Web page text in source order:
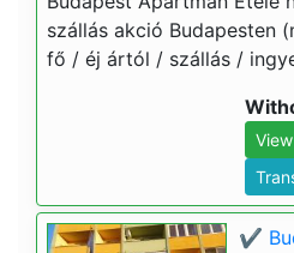
szállás akció Budapesten
fő / éj ártól / szállás /
View
✔️